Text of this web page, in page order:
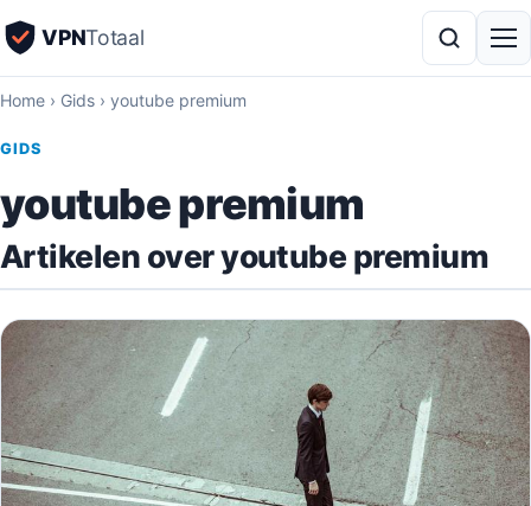
VPNTotaal
Home › Gids › youtube premium
GIDS
youtube premium
Artikelen over youtube premium